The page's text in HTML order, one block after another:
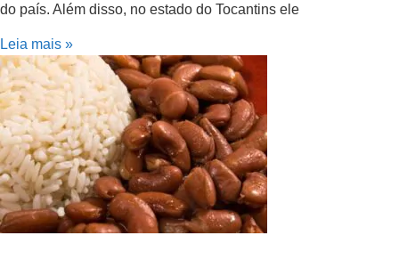
do país. Além disso, no estado do Tocantins ele
Leia mais »